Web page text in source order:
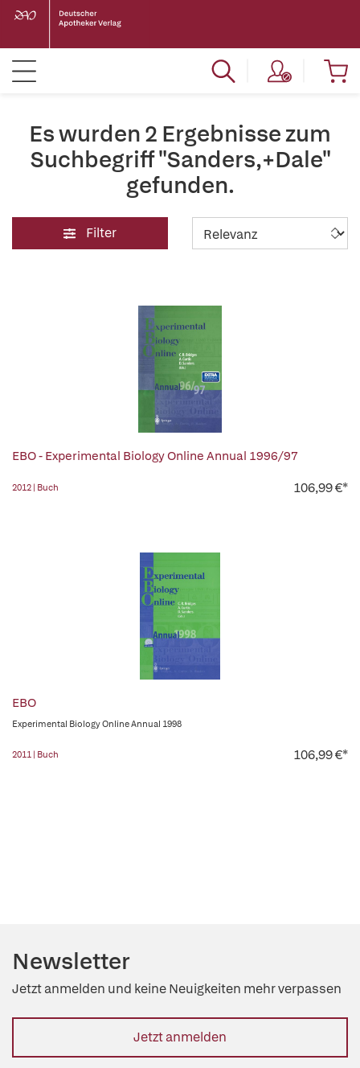
Es wurden 2 Ergebnisse zum
Suchbegriff "Sanders,+Dale"
gefunden.
Filter
EBO - Experimental Biology Online Annual 1996/97
2012 | Buch 106,99 €*
EBO
Experimental Biology Online Annual 1998
2011 | Buch 106,99 €*
Newsletter
Jetzt anmelden und keine Neuigkeiten mehr verpassen
Jetzt anmelden